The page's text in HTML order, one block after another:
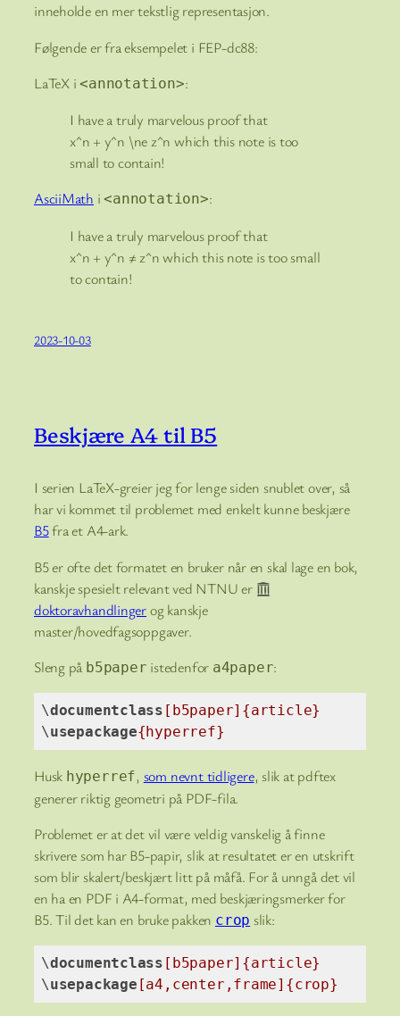
inneholde en mer tekstlig representasjon.
Følgende er fra eksempelet i FEP-dc88:
LaTeX i<annotation>:
I have a truly marvelous proof that
x^n + y^n \ne z^n which this note is too
small to contain!
AsciiMath i<annotation>:
I have a truly marvelous proof that
x^n + y^n ≠ z^nwhich this note is too small
to contain!
2023-10-03
Beskjære A4 til B5
I serien LaTeX-greier jeg for lenge siden snublet over, så
har vi kommet til problemet med enkelt kunne beskjære
B5fra et A4-ark.
B5 er ofte det formatet en bruker når en skal lage en bok,
kanskje spesielt relevant ved NTNU er
doktoravhandlingerog kanskje
master/hovedfagsoppgaver.
Sleng på b5paper istedenfor a4paper:
\documentclass [b5paper] {article}
\usepackage{hyperref}
Husk hyperref, som nevnt tidligere, slik at pdftex
generer riktig geometri på PDF-fila.
Problemet er at det vil være veldig vanskelig å finne
skrivere som har B5-papir, slik at resultatet er en utskrift
som blir skalert/beskjært litt på måfå. For å unngå det vil
en ha en PDF i A4-format, med beskjæringsmerker for
B5. Til det kan en bruke pakken crop slik:
\documentclass [b5paper] {article}
\usepackage [a4,center,frame] {crop}